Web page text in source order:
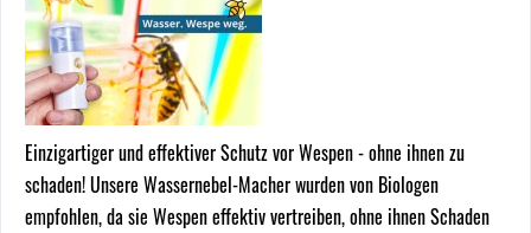
Einzigartiger und effektiver Schutz vor Wespen - ohne ihnen zu
schaden! Unsere Wassernebel-Macher wurden von Biologen
empfohlen, da sie Wespen effektiv vertreiben, ohne ihnen Schaden